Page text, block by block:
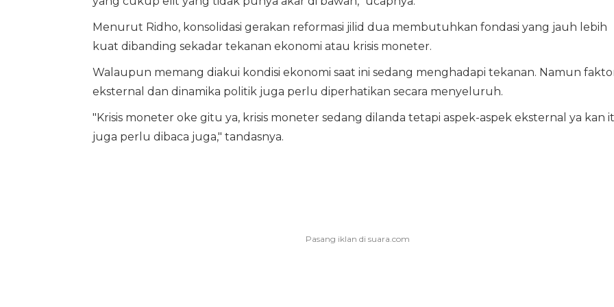
Menurut Ridho, konsolidasi gerakan reformasi jilid dua membutuhkan fondasi yang jauh lebih
kuat dibanding sekadar tekanan ekonomi atau krisis moneter.
Walaupun memang diakui kondisi ekonomi saat ini sedang menghadapi tekanan. Namun
eksternal dan dinamika politik juga perlu diperhatikan secara menyeluruh.
"Krisis moneter oke gitu ya, krisis moneter sedang dilanda tetapi aspek-aspek eksternal ya kan
juga perlu dibaca juga," tandasnya.